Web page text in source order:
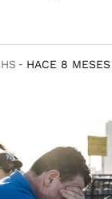
HACE 8 MESES